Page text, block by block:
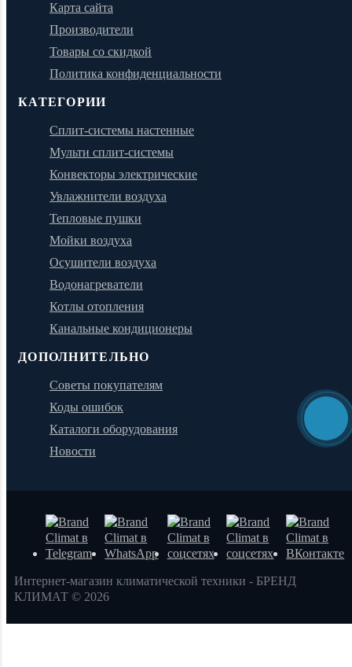
Карта сайта
Производители
Товары со скидкой
Политика конфиденциальности
КАТЕГОРИИ
Сплит-системы настенные
Мульти сплит-системы
Конвекторы электрические
Увлажнители воздуха
Тепловые пушки
Мойки воздуха
Осушители воздуха
Водонагреватели
Котлы отопления
Канальные кондиционеры
ДОПОЛНИТЕЛЬНО
Советы покупателям
Коды ошибок
Каталоги оборудования
Новости
Интернет-магазин климатической техники - БРЕНД
КЛИМАТ © 2026